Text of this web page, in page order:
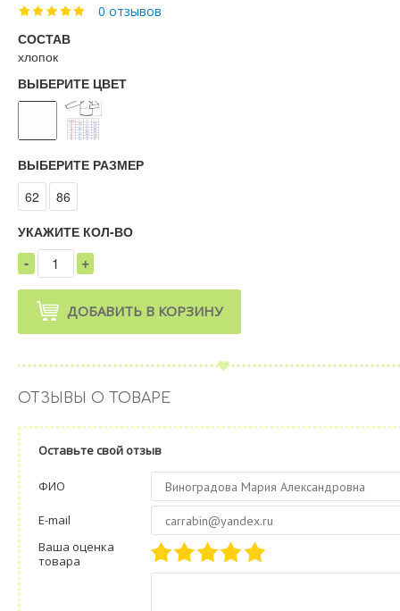
0 отзывов
СОСТАВ
хлопок
ВЫБЕРИТЕ ЦВЕТ
ВЫБЕРИТЕ РАЗМЕР
62
86
УКАЖИТЕ КОЛ-ВО
- 1 +
ДОБАВИТЬ В КОРЗИНУ
ОТЗЫВЫ О ТОВАРЕ
Оставьте свой отзыв
ФИО
E-mail
Ваша оценка
товара